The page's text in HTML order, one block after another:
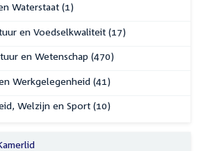
Waterstaat (1)
en Voedselkwaliteit (17)
en Wetenschap (470)
Werkgelegenheid (41)
Welzijn en Sport (10)